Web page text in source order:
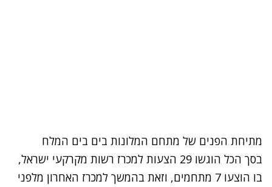
מתיחת הפנים של מתחם המלונות בים בים המלח
בסך הכל הוגשו 29 הצעות למכרז רשות מקרקעי ישראל,
בו הוצעו 7 מתחמים, וזאת בהמשך למכרז האחרון מלפני